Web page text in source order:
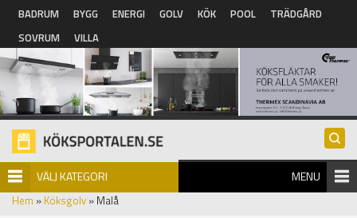
Hoppa till huvudinnehåll
BADRUM BYGG ENERGI GOLV KÖK POOL
TRÄDGÅRD
SOVRUM
VILLA
VÄLJ KATEGORI MENU
Hem » Köksgolv » Malå